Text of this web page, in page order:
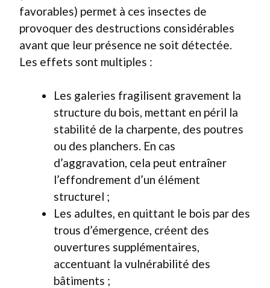
favorables) permet à ces insectes de
provoquer des destructions considérables
avant que leur présence ne soit détectée.
Les effets sont multiples :
Les galeries fragilisent gravement la
structure du bois, mettant en péril la
stabilité de la charpente, des poutres
ou des planchers. En cas
d’aggravation, cela peut entraîner
l’effondrement d’un élément
structurel ;
Les adultes, en quittant le bois par des
trous d’émergence, créent des
ouvertures supplémentaires,
accentuant la vulnérabilité des
bâtiments ;